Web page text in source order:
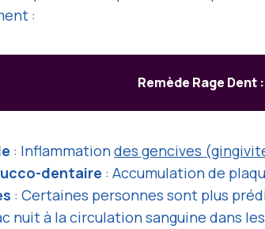
:
Remède Rage
: Inflammationdes gencives
dentaire : Accumulation de
: Certaines personnes sont plus
nuit à la circulation sanguine dans